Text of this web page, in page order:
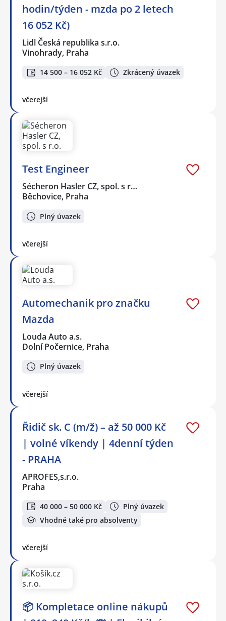
hodin/týden - mzda po 2 letech
16 052 Kč)
Lidl Česká republika s.r.o.
Vinohrady, Praha
14 500 – 16 052 Kč Zkrácený úvazek
včerejší
Test Engineer
Sécheron Hasler CZ, spol. s r…
Běchovice, Praha
Plný úvazek
včerejší
Automechanik pro značku
Mazda
Louda Auto a.s.
Dolní Počernice, Praha
Plný úvazek
včerejší
Řidič sk. C (m/ž) – až 50 000 Kč
| volné víkendy | 4denní týden
- PRAHA
APROFES,s.r.o.
Praha
40 000 – 50 000 Kč
Plný úvazek
Vhodné také pro absolventy
včerejší
📦 Kompletace online nákupů